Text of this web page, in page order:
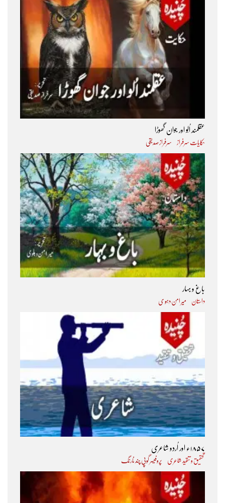
عقلمند اُلّو اور جوان گھوڑا
حکایات سرفراز سرفراز صدیقی
باغ و بہار
داستان میر امن دہو ی
۱۸۵۷ء اور اُردو شاعری
تحقیق و تنقید شاعری پروفیسر گوپی چند نارنگ